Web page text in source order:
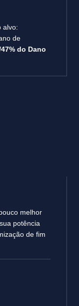
alvo:
de
do Dano
melhor
potência
de fim